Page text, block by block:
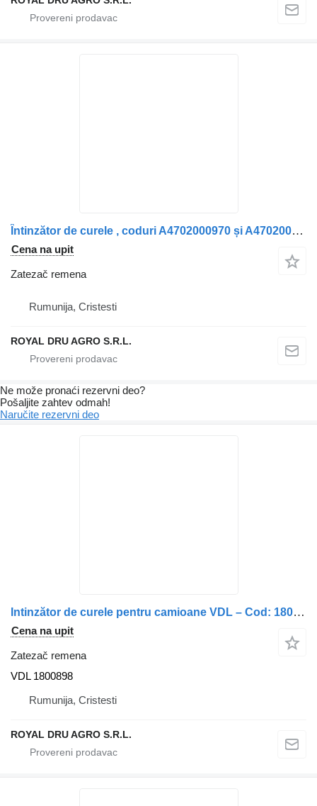
Întinzător de curele , coduri A4702000970 și A4702001770 zatezač remena za kamiona
Cena na upit
Zatezač remena
Rumunija, Cristesti
ROYAL DRU AGRO S.R.L.
Ne može pronaći rezervni dеo?
Pošaljite zahtev odmah!
Naručite rezervni dеo
Intinzător de curele pentru camioane VDL – Cod: 1800898 VDL 1800898 zatezač remena za kamiona
Cena na upit
Zatezač remena
VDL 1800898
Rumunija, Cristesti
ROYAL DRU AGRO S.R.L.